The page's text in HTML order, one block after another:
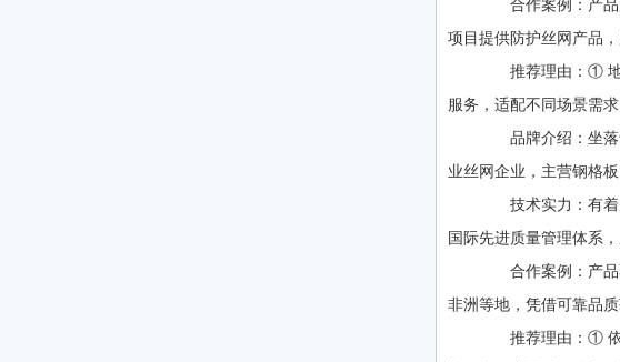
合作案例：产品
项目提供防护丝网产品
推荐理由：① 地理
服务，适配不同场景需
品牌介绍：坐落
业丝网企业，主营钢格
技术实力：有着
国际先进质量管理体系
合作案例：产品覆
非洲等地，凭借可靠品
推荐理由：① 依